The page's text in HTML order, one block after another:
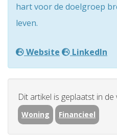
hart voor de doelgroep
leven.
Website LinkedIn
Dit artikel is geplaatst in
Woning Financieel